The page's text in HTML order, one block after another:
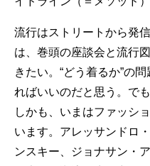
流行はストリートから発
は、巻頭の座談会と流行
きたい。“どう着るか”の
ればいいのだと思う。で
しかも、いまはファッシ
います。アレッサンドロ
ンスキー、ジョナサン・